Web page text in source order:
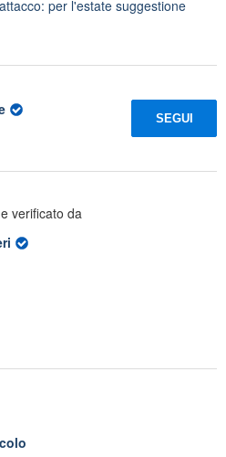
per l'estate suggestione
SEGUI
verificato da